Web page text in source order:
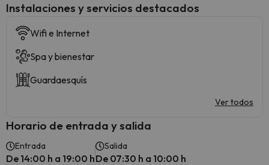
Instalaciones y servicios destacados
Wifi e Internet
Spa y bienestar
Guardaesquís
Ver todos
Horario de entrada y salida
Entrada
De 14:00 h a 19:00 h
Salida
De 07:30 h a 10:00 h